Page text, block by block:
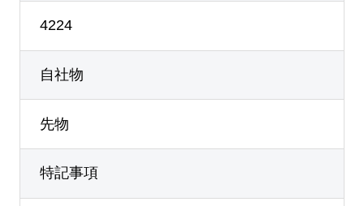
4224
自社物
先物
特記事項